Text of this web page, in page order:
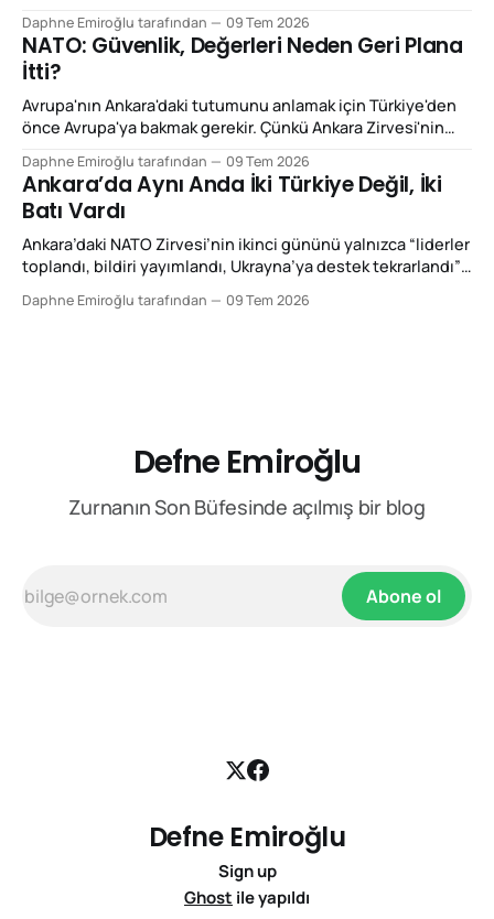
kenarında duran ya da yalnızca coğrafi konumuyla önem
kazanan ülke görüntüsünden uzaklaşmaya çalıştı.
Ankara’nın vermek istediği mesaj daha netti: Eğer Avrupa
gerçekten daha fazla savunma
Daphne Emiroğlu tarafından 09 Tem 2026
NATO: Güvenlik, Değerleri Neden Geri Plana
İtti?
Avrupa'nın Ankara'daki tutumunu anlamak için Türkiye'den
önce Avrupa'ya bakmak gerekir. Çünkü Ankara Zirvesi'nin
değişiminden çok Avrupa'nın değişimini anlatıyordu. Yirmi
yıl önce böyle bir zirve düzenlenseydi, Avrupa'nın ilk
gündemi büyük
Daphne Emiroğlu tarafından 09 Tem 2026
Ankara’da Aynı Anda İki Türkiye Değil, İki
Batı Vardı
Ankara’daki NATO Zirvesi’nin ikinci gününü yalnızca “liderler
toplandı, bildiri yayımlandı, Ukrayna’ya destek tekrarlandı”
Çünkü 8 Temmuz 2026’da Ankara’da ilginç bir şey oldu: Aynı
Daphne Emiroğlu tarafından 09 Tem 2026
Defne Emiroğlu
Zurnanın Son Büfesinde açılmış bir blog
Abone ol
Defne Emiroğlu
Sign up
Ghost ile yapıldı